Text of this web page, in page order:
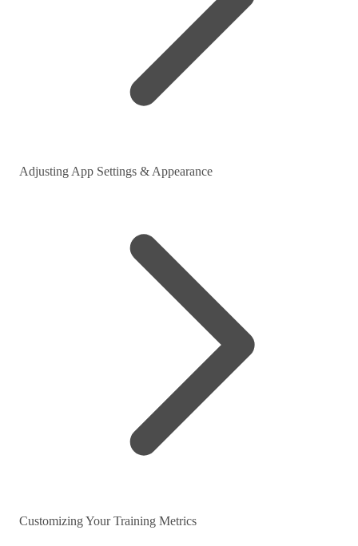
Adjusting App Settings & Appearance
Customizing Your Training Metrics